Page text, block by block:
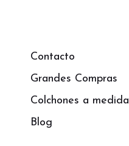
Contacto
Grandes Compras
Colchones a medida
Blog